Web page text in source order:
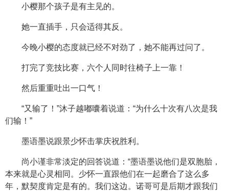
小樱那个孩子是有主见的。
她一直插手，只会适得其反。
今晚小樱的态度就已经不对劲了，她不能再过问了。
打完了竞技比赛，六个人同时往椅子上一靠！
然后重重吐出一口气！
“又输了！”沐子越嘟囔着说道：“为什么十次有八次是我
们输！”
墨语墨说跟景少怀击掌庆祝胜利。
尚小谨非常淡定的回答说道：“墨语墨说他们是双胞胎，
本来就是心灵相同。少怀一直跟他们在一起磨合了这么多
年，默契度肯定是有的。我们这边。诺哥可是后期才跟我们